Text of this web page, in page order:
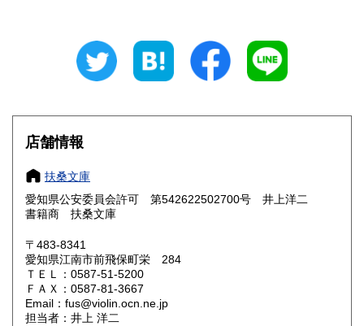
300円 三重県
大阪府
奈良県
鳥取県 300円 島根県 300円
岡山県
山口県 300円
香川県 300円
店舗情報
扶桑文庫
愛知県公安委員会許可 第542622502700号 井上洋二
書籍商 扶桑文庫
〒483-8341
愛知県江南市前飛保町栄 284
ＴＥＬ：0587-51-5200
ＦＡＸ：0587-81-3667
Email：fus@violin.ocn.ne.jp
担当者：井上 洋二